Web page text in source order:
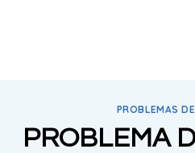
PROBLEMAS
PROBLEMA